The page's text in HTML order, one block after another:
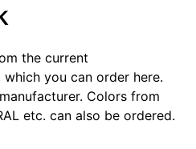
the current
you can order here.
Colors from
etc. can also be ordered.